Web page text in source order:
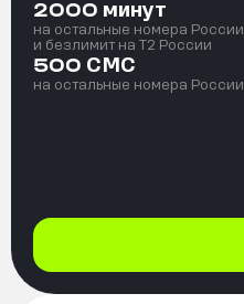
2000 минут
на остальные номера России
и безлимит на T2 России
500 СМС
на остальные номера России